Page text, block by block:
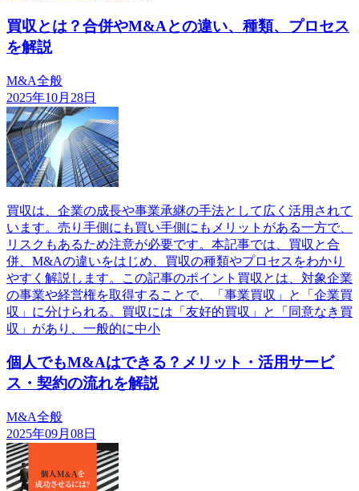
買収とは？合併やM&Aとの違い、種類、プロセス
を解説
M&A全般
2025年10月28日
買収は、企業の成長や事業承継の手法として広く活用されて
います。売り手側にも買い手側にもメリットがある一方で、
リスクもあるため注意が必要です。本記事では、買収と合
併、M&Aの違いをはじめ、買収の種類やプロセスをわかり
やすく解説します。この記事のポイント買収とは、対象企業
の事業や経営権を取得することで、「事業買収」と「企業買
収」に分けられる。買収には「友好的買収」と「同意なき買
収」があり、一般的に中小
個人でもM&Aはできる？メリット・活用サービ
ス・契約の流れを解説
M&A全般
2025年09月08日